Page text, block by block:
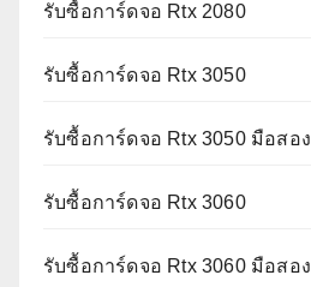
รับซื้อการ์ดจอ Rtx 2080
รับซื้อการ์ดจอ Rtx 3050
รับซื้อการ์ดจอ Rtx 3050 มือสอง
รับซื้อการ์ดจอ Rtx 3060
รับซื้อการ์ดจอ Rtx 3060 มือสอง